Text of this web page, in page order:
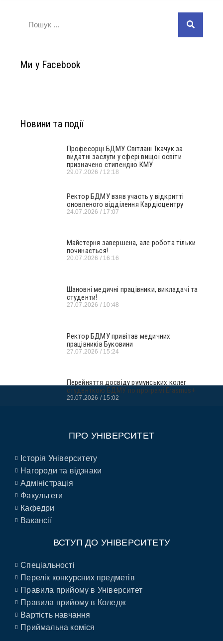
Ми у Facebook
Новини та події
Професорці БДМУ Світлані Ткачук за
видатні заслуги у сфері вищої освіти
призначено стипендію КМУ
29.07.2026 12:18
Ректор БДМУ взяв участь у відкритті
оновленого відділення Кардіоцентру
24.07.2026 17:07
Майстерня завершена, але робота тільки
починається!
20.07.2026 16:16
Шановні медичні працівники, викладачі та
студенти!
27.07.2026 10:48
Ректор БДМУ привітав медичних
працівників Буковини
27.07.2026 15:24
Перейняття досвіду румунських колег
студенткою БДМУ по програмі Erasmus+
29.07.2026 15:02
ПРО УНІВЕРСИТЕТ
Історія Університету
Нагороди та відзнаки
Адміністрація
Факультети
Кафедри
Вакансії
ВСТУП ДО УНІВЕРСИТЕТУ
Спеціальності
Перелік конкурсних предметів
Правила прийому в Університет
Правила прийому в Коледж
Вартість навчання
Приймальна коміся